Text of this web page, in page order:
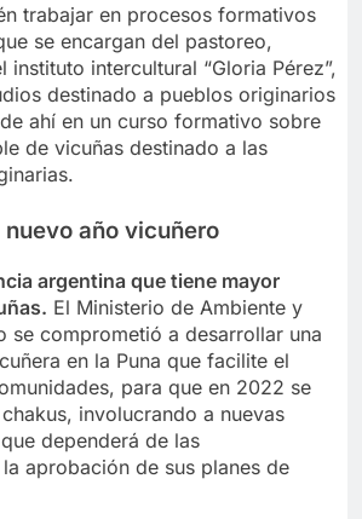
trabajar en procesos formativos
se encargan del pastoreo,
instituto intercultural “Gloria Pérez”,
destinado a pueblos originarios
ahí en un curso formativo sobre
de vicuñas destinado a las
año vicuñero
argentina que tiene mayor
El Ministerio de Ambiente y
se comprometió a desarrollar una
en la Puna que facilite el
para que en 2022 se
involucrando a nuevas
dependerá de las
aprobación de sus planes de